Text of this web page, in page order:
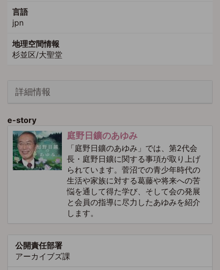
言語
jpn
地理空間情報
杉並区/大聖堂
詳細情報
e-story
庭野日鑛のあゆみ
「庭野日鑛のあゆみ」では、第2代会
長・庭野日鑛に関する事項が取り上げ
られています。菅沼での青少年時代の
生活や家族に対する葛藤や将来への苦
悩を通して得た学び、そして会の発展
と会員の指導に尽力したあゆみを紹介
します。
公開責任部署
アーカイブズ課